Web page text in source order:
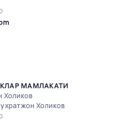
рейтинг 0 на основе 0 оценок
МАМЛАКАТИ
Холиков
Холиков
рейтинг 0 на основе 0 оценок